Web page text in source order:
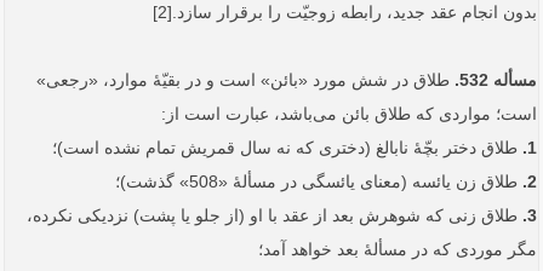
بدون انجام عقد جدید، رابطه زوجیّت را برقرار سازد.­[2]
مسأله 532.
طلاق در شش مورد «بائن» است و در بقیّۀ موارد، «رجعی»
است؛ مواردی که طلاق بائن می‌باشد، عبارت است از:
1. طلاق دختر بچّۀ نابالغ (دختری که نه سال قمریش تمام نشده است)؛
2. طلاق زن یائسه (معنای یائسگی در مسألۀ «508» گذشت)؛
3. طلاق زنی که شوهرش بعد از عقد با او (از جلو یا پشت) نزدیکی نکرده،
مگر موردی که در مسألۀ بعد خواهد آمد؛